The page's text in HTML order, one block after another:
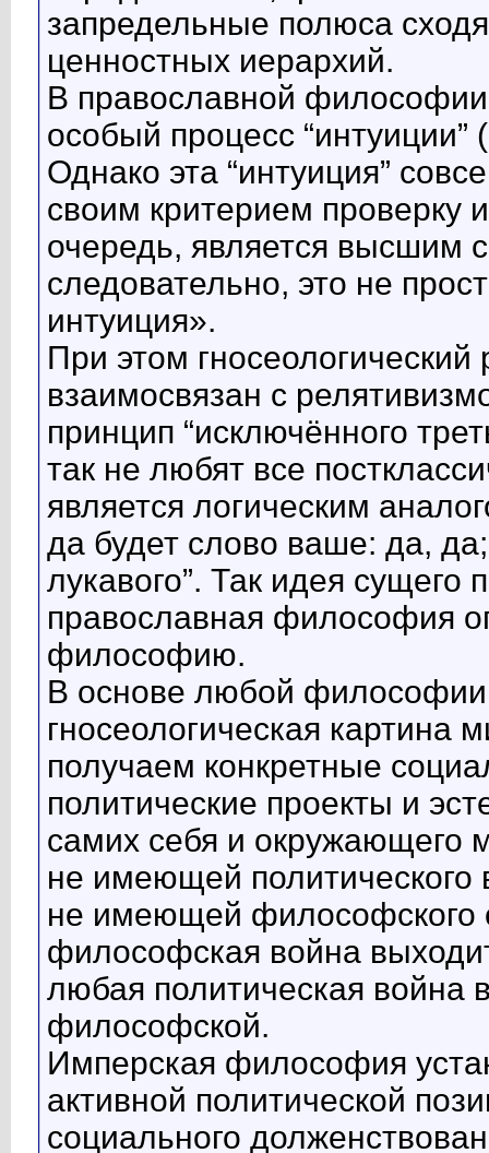
запредельные полюса
ценностных иерархий.
В православной
особый процесс “интуиции”
Однако эта “интуиция”
своим критерием проверку
очередь, является высшим
следовательно, это не
интуиция».
При этом
взаимосвязан с
принцип “исключённого
так не любят все
является логическим
да будет слово ваше: да, да;
лукавого”. Так идея
православная философия
философию.
В основе любой
гносеологическая
получаем конкретные
политические проекты и
самих себя и окружающего
не имеющей политического
не имеющей философского
философская война
любая политическая война
философской.
Имперская философия
активной политической
социального